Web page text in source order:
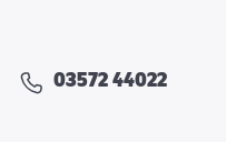
03572 44022